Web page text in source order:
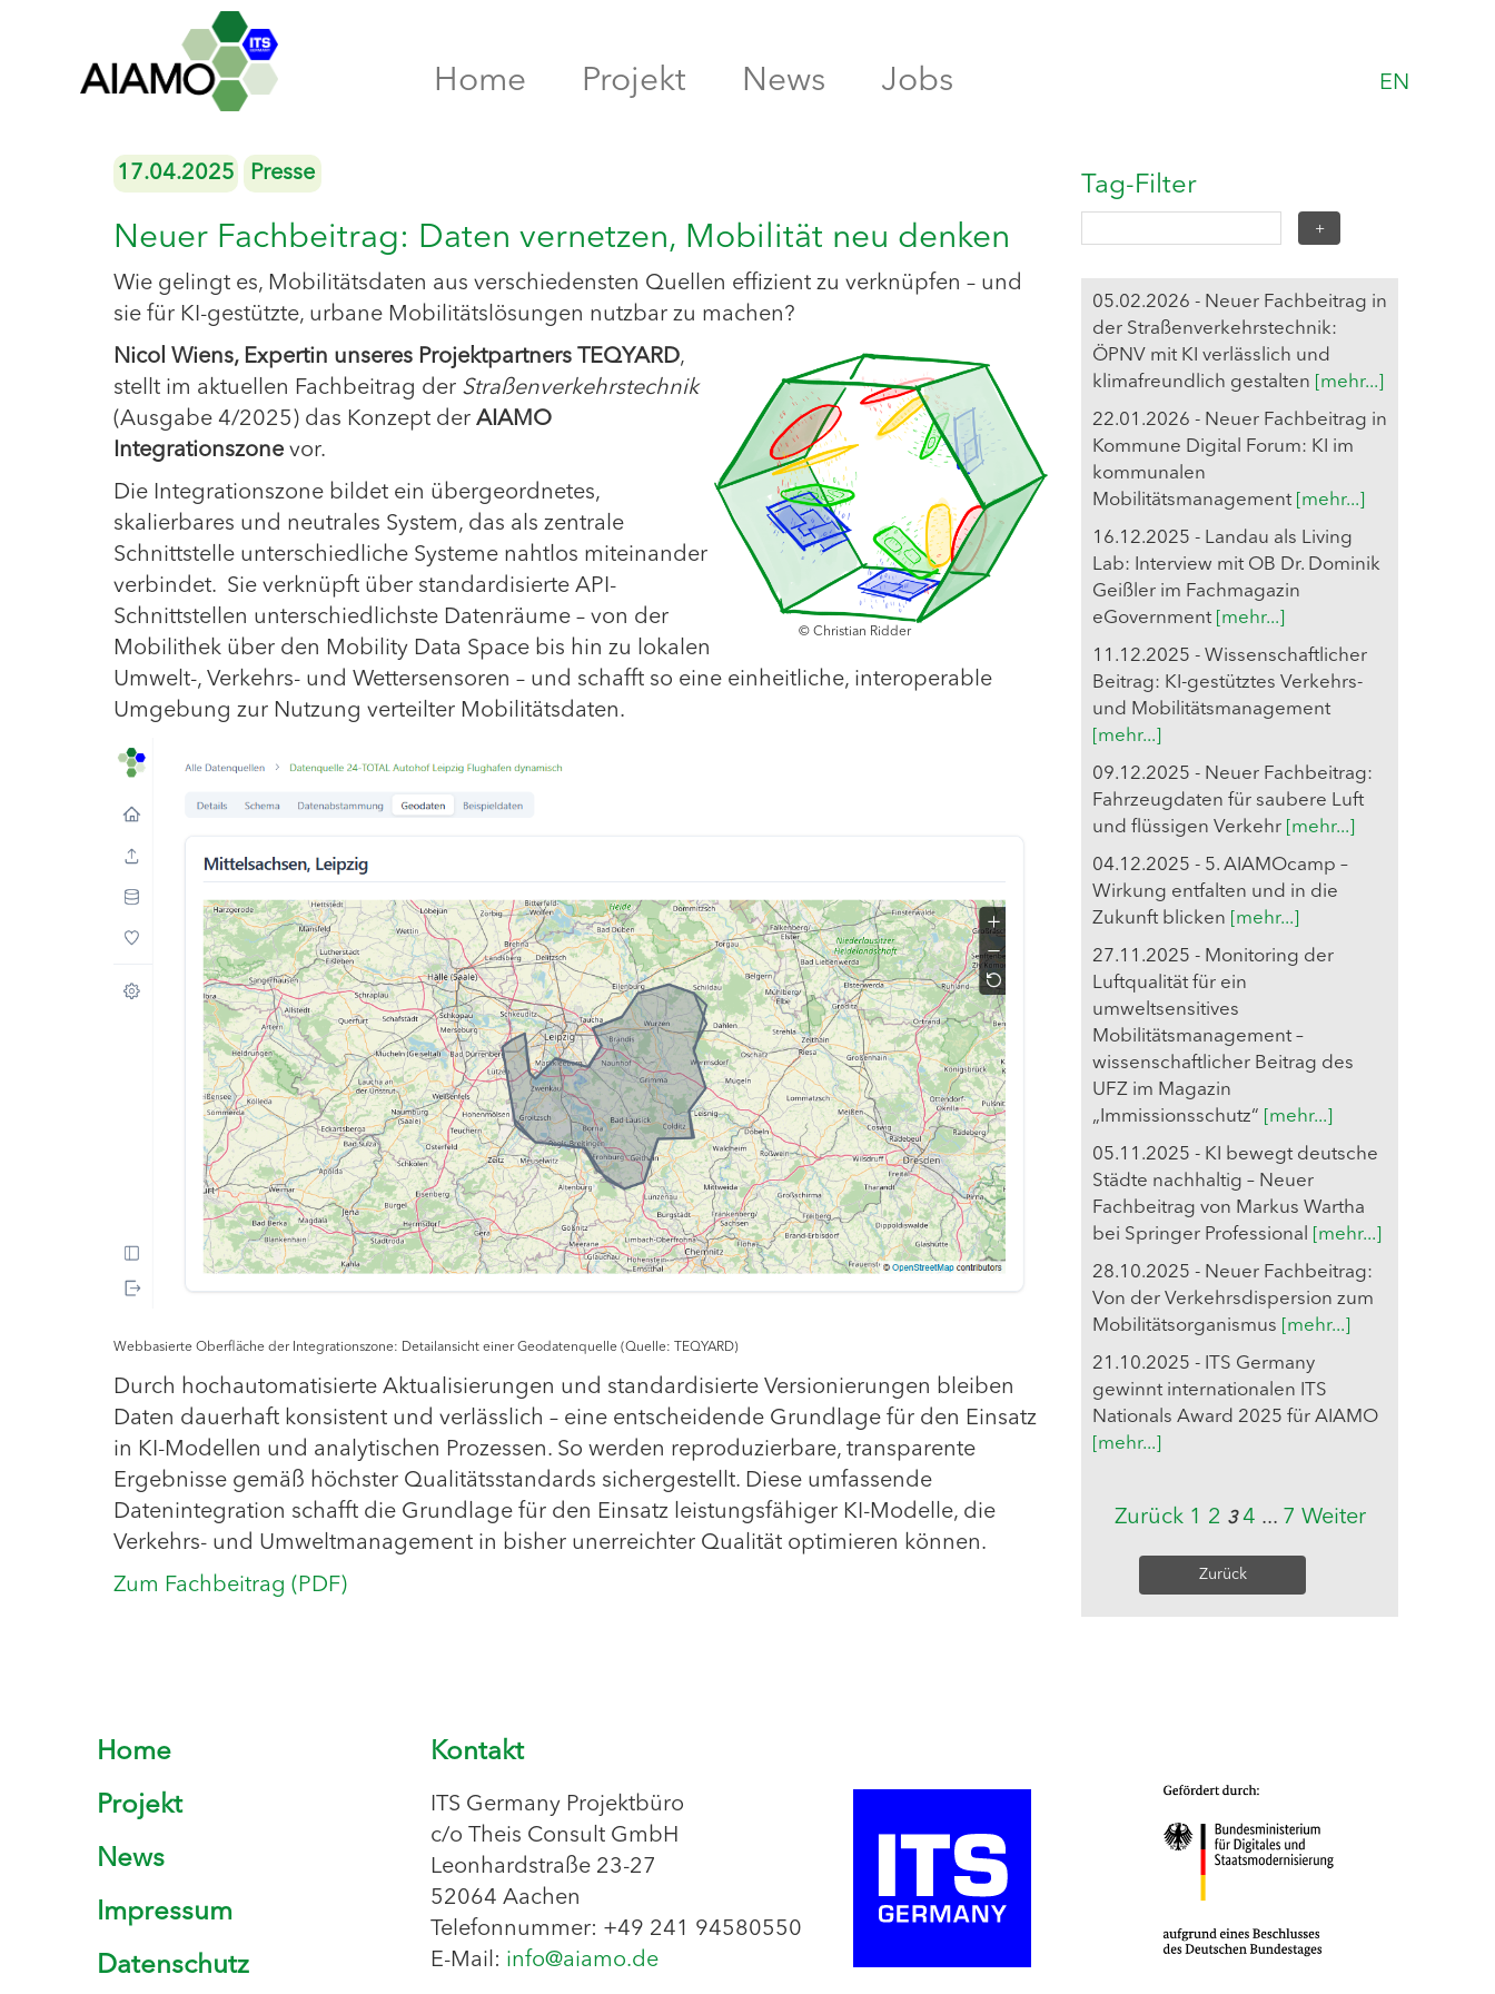
Home Projekt News Jobs EN
17.04.2025 Presse
Neuer Fachbeitrag: Daten vernetzen, Mobilität neu denken
Wie gelingt es, Mobilitätsdaten aus verschiedensten Quellen effizient zu verknüpfen – und
sie für KI-gestützte, urbane Mobilitätslösungen nutzbar zu machen?
© Christian Ridder
Nicol Wiens, Expertin unseres Projektpartners TEQYARD,
stellt im aktuellen Fachbeitrag der Straßenverkehrstechnik
(Ausgabe 4/2025) das Konzept der AIAMO
Integrationszone vor.
Die Integrationszone bildet ein übergeordnetes,
skalierbares und neutrales System, das als zentrale
Schnittstelle unterschiedliche Systeme nahtlos miteinander
verbindet. Sie verknüpft über standardisierte API-
Schnittstellen unterschiedlichste Datenräume – von der
Mobilithek über den Mobility Data Space bis hin zu lokalen
Umwelt-, Verkehrs- und Wettersensoren – und schafft so eine einheitliche, interoperable
Umgebung zur Nutzung verteilter Mobilitätsdaten.
Webbasierte Oberfläche der Integrationszone: Detailansicht einer Geodatenquelle (Quelle: TEQYARD)
Durch hochautomatisierte Aktualisierungen und standardisierte Versionierungen bleiben
Daten dauerhaft konsistent und verlässlich – eine entscheidende Grundlage für den Einsatz
in KI-Modellen und analytischen Prozessen. So werden reproduzierbare, transparente
Ergebnisse gemäß höchster Qualitätsstandards sichergestellt. Diese umfassende
Datenintegration schafft die Grundlage für den Einsatz leistungsfähiger KI-Modelle, die
Verkehrs- und Umweltmanagement in bisher unerreichter Qualität optimieren können.
Zum Fachbeitrag (PDF)
Tag-Filter
05.02.2026 - Neuer Fachbeitrag in
der Straßenverkehrstechnik:
ÖPNV mit KI verlässlich und
klimafreundlich gestalten
[mehr...]
22.01.2026 - Neuer Fachbeitrag in
Kommune Digital Forum: KI im
kommunalen
Mobilitätsmanagement [mehr...]
16.12.2025 - Landau als Living
Lab: Interview mit OB Dr. Dominik
Geißler im Fachmagazin
eGovernment [mehr...]
11.12.2025 - Wissenschaftlicher
Beitrag: KI-gestütztes Verkehrs-
und Mobilitätsmanagement
[mehr...]
09.12.2025 - Neuer Fachbeitrag:
Fahrzeugdaten für saubere Luft
und flüssigen Verkehr [mehr...]
04.12.2025 - 5. AIAMOcamp –
Wirkung entfalten und in die
Zukunft blicken
[mehr...]
27.11.2025 - Monitoring der
Luftqualität für ein
umweltsensitives
Mobilitätsmanagement –
wissenschaftlicher Beitrag des
UFZ im Magazin
„Immissionsschutz“
[mehr...]
05.11.2025 - KI bewegt deutsche
Städte nachhaltig – Neuer
Fachbeitrag von Markus Wartha
bei Springer Professional
[mehr...]
28.10.2025 - Neuer Fachbeitrag:
Von der Verkehrsdispersion zum
Mobilitätsorganismus
[mehr...]
21.10.2025 - ITS Germany
gewinnt internationalen ITS
Nationals Award 2025 für AIAMO
[mehr...]
Zurück 1 2 3 4 ... 7 Weiter
Zurück
Home
Projekt
News
Impressum
Datenschutz
Kontakt
ITS Germany Projektbüro
c/o Theis Consult GmbH
Leonhardstraße 23-27
52064 Aachen
Telefonnummer: +49 241 94580550
E-Mail: info@aiamo.de